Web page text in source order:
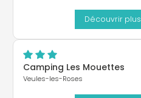
Découvrir plus
Camping Les Mouettes
Veules-les-Roses